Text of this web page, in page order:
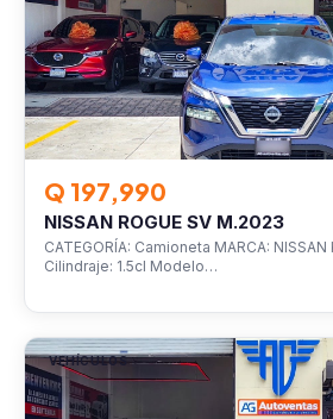
Q 197,990
NISSAN ROGUE SV M.2023
CATEGORÍA: Camioneta MARCA:
Cilindraje: 1.5cl Modelo…
VEHÍCULOS